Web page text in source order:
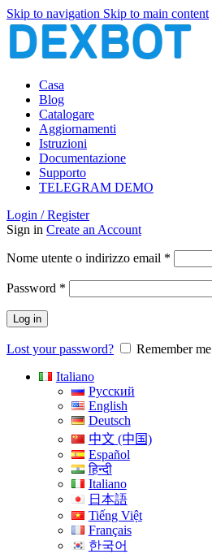
Skip to navigation Skip to main content
Casa
Blog
Catalogare
Aggiornamenti
Istruzioni
Documentazione
Supporto
TELEGRAM DEMO
Login / Register
Sign in Create an Account
Nome utente o indirizzo email *
Password *
Log in
Lost your password?
Remember me
Italiano
Русский
English
Deutsch
中文 (中国)
Español
हिन्दी
Italiano
日本語
Tiếng Việt
Français
한국어